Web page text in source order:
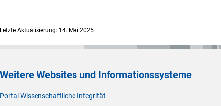
Letzte Aktualisierung: 14. Mai 2025
Weitere Websites und Informationssysteme
Portal Wissenschaftliche Integrität